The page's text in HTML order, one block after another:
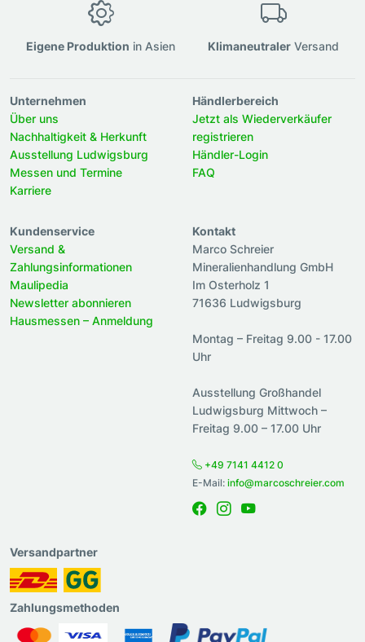
Eigene Produktion in Asien Klimaneutraler Versand
Unternehmen
Über uns
Nachhaltigkeit & Herkunft
Ausstellung Ludwigsburg
Messen und Termine
Karriere
Händlerbereich
Jetzt als Wiederverkäufer
registrieren
Händler-Login
FAQ
Kundenservice
Versand &
Zahlungsinformationen
Maulipedia
Newsletter abonnieren
Hausmessen – Anmeldung
Kontakt
Marco Schreier
Mineralienhandlung GmbH
Im Osterholz 1
71636 Ludwigsburg
Montag – Freitag 9.00 - 17.00
Uhr
Ausstellung Großhandel
Ludwigsburg Mittwoch –
Freitag 9.00 – 17.00 Uhr
+49 7141 4412 0
E-Mail: info@marcoschreier.com
Versandpartner
Zahlungsmethoden